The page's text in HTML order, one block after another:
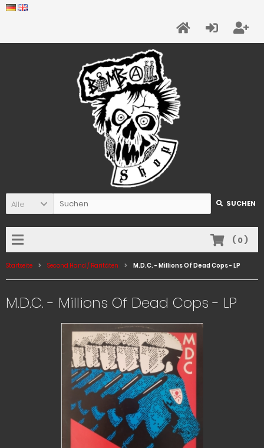
Alle SUCHEN
( 0)
Startseite Second Hand / Raritäten M.D.C. - Millions Of Dead Cops - LP
M.D.C. - Millions Of Dead Cops - LP